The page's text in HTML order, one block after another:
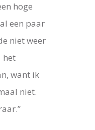
hoge
een paar
niet weer
het
want ik
niet.